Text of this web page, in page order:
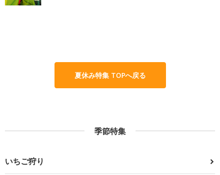
夏休み特集 TOPへ戻る
季節特集
いちご狩り